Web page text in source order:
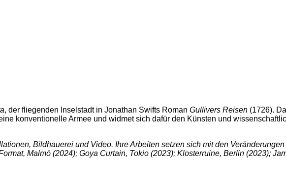
, der fliegenden Inselstadt in Jonathan Swifts Roman Gullivers Reisen (1726).
konventionelle Armee und widmet sich dafür den Künsten und
Bildhauerei und Video. Ihre Arbeiten setzen sich mit den
Malmö (2024); Goya Curtain, Tokio (2023); Klosterruine, Berlin (2023);